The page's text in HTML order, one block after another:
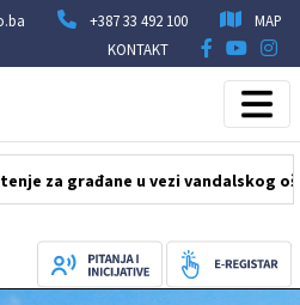
+387 33 492 100
MAP
KONTAKT
u vezi vandalskog